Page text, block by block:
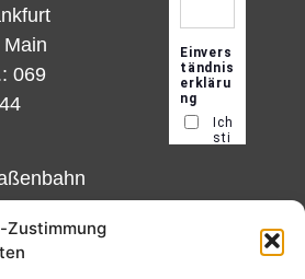
Zustimmung
Main
069
18
12,